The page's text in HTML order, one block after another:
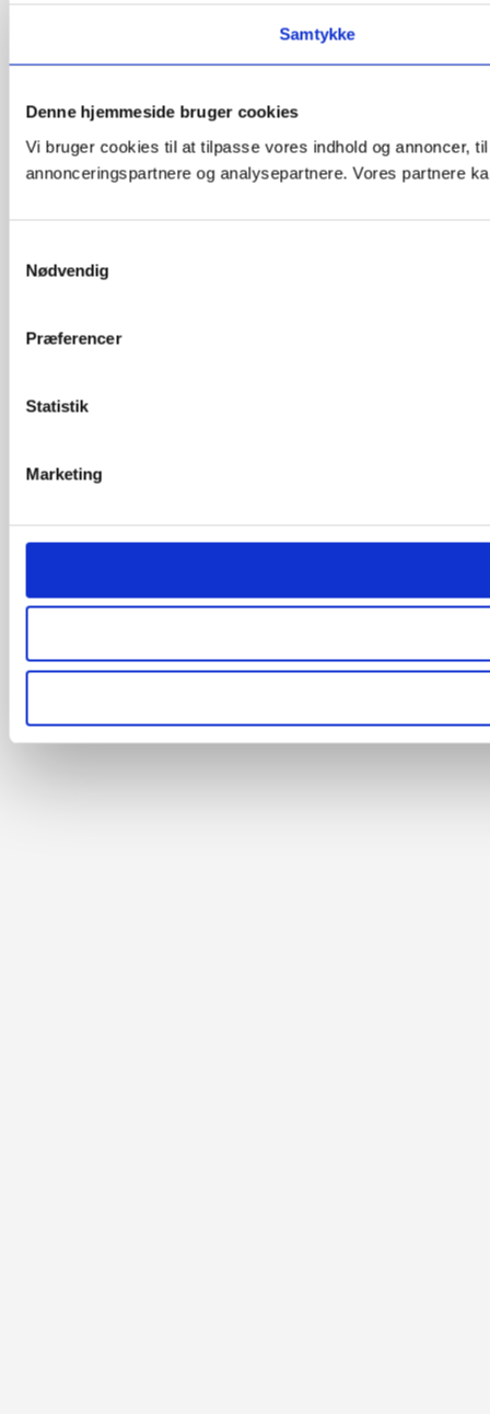
Samtykke
Denne hjemmeside bruger cookies
Vi bruger cookies til at tilpasse vores indhold og annoncer,
annonceringspartnere og analysepartnere. Vores partnere
Nødvendig
Præferencer
Statistik
Marketing